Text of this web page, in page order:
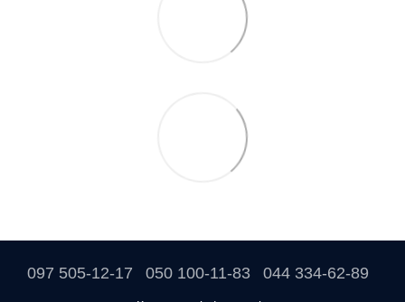
097 505-12-17 050 100-11-83 044 334-62-89